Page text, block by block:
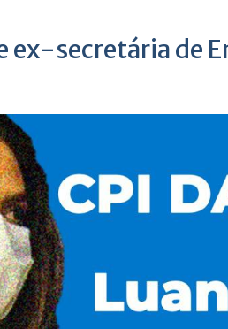
ex-secretária de